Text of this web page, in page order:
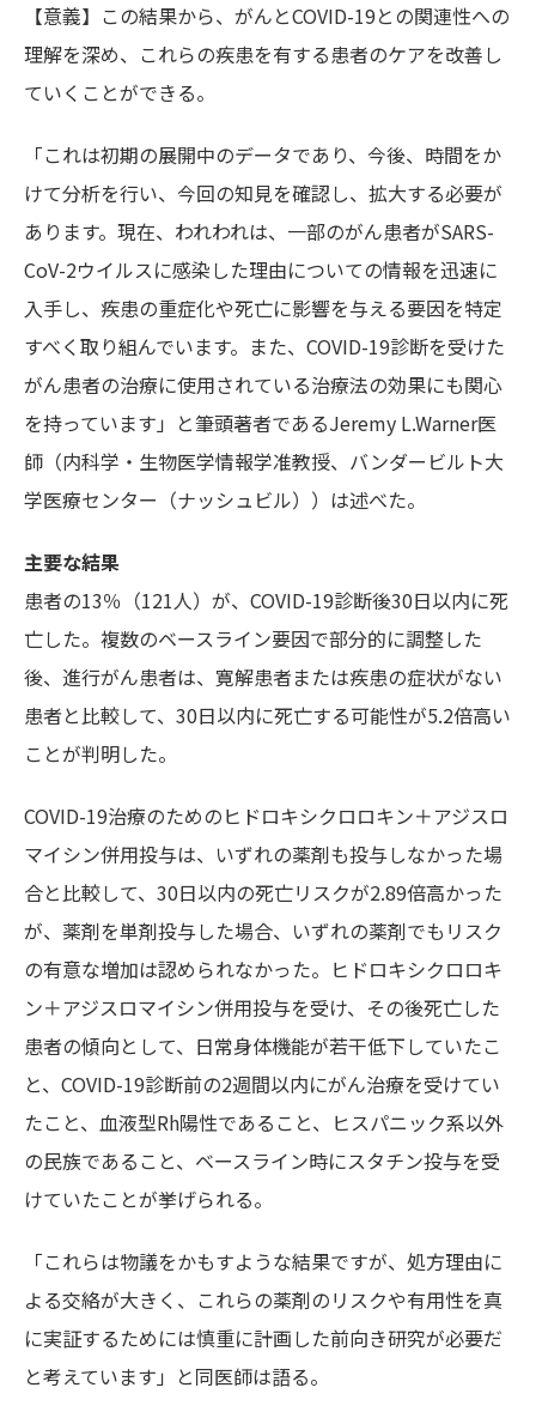
【意義】この結果から、がんとCOVID-19との関連性への
理解を深め、これらの疾患を有する患者のケアを改善し
ていくことができる。
「これは初期の展開中のデータであり、今後、時間をか
けて分析を行い、今回の知見を確認し、拡大する必要が
あります。現在、われわれは、一部のがん患者がSARS-
CoV-2ウイルスに感染した理由についての情報を迅速に
入手し、疾患の重症化や死亡に影響を与える要因を特定
すべく取り組んでいます。また、COVID-19診断を受けた
がん患者の治療に使用されている治療法の効果にも関心
を持っています」と筆頭著者であるJeremy L.Warner医
師（内科学・生物医学情報学准教授、バンダービルト大
学医療センター（ナッシュビル））は述べた。
主要な結果
患者の13％（121人）が、COVID-19診断後30日以内に死
亡した。複数のベースライン要因で部分的に調整した
後、進行がん患者は、寛解患者または疾患の症状がない
患者と比較して、30日以内に死亡する可能性が5.2倍高い
ことが判明した。
COVID-19治療のためのヒドロキシクロロキン＋アジスロ
マイシン併用投与は、いずれの薬剤も投与しなかった場
合と比較して、30日以内の死亡リスクが2.89倍高かった
が、薬剤を単剤投与した場合、いずれの薬剤でもリスク
の有意な増加は認められなかった。ヒドロキシクロロキ
ン＋アジスロマイシン併用投与を受け、その後死亡した
患者の傾向として、日常身体機能が若干低下していたこ
と、COVID-19診断前の2週間以内にがん治療を受けてい
たこと、血液型Rh陽性であること、ヒスパニック系以外
の民族であること、ベースライン時にスタチン投与を受
けていたことが挙げられる。
「これらは物議をかもすような結果ですが、処方理由に
よる交絡が大きく、これらの薬剤のリスクや有用性を真
に実証するためには慎重に計画した前向き研究が必要だ
と考えています」と同医師は語る。